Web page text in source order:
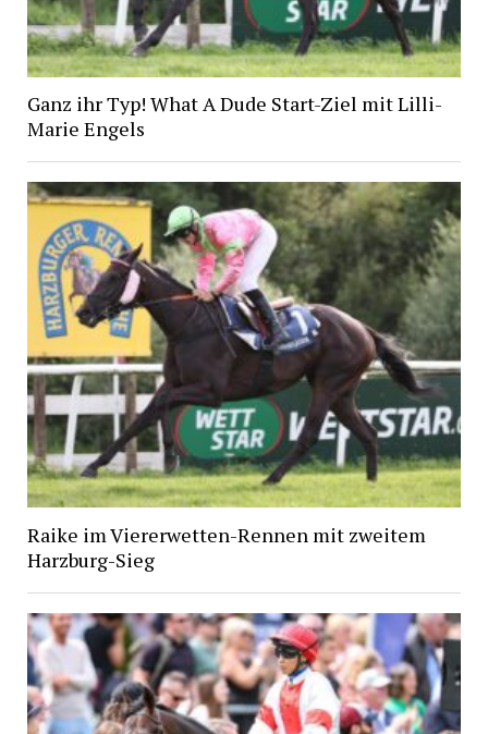
Ganz ihr Typ! What A Dude Start-Ziel mit Lilli-
Marie Engels
Raike im Viererwetten-Rennen mit zweitem
Harzburg-Sieg